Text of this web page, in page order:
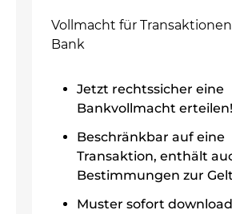
Vollmacht für
Bank
Jetzt rechtssicher eine
Bankvollmacht erteilen!
Beschränkbar auf eine
Transaktion, enthält
Bestimmungen zur
Muster sofort